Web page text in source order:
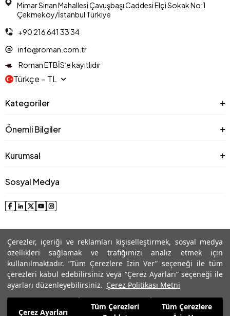
Çerezler, içeriği ve reklamları kişiselleştirmek, sosyal medya
özellikleri sağlamak ve trafiğimizi analiz etmek için
kullanılmaktadır. “Tüm Çerezlere İzin Ver” seçeneği ile tüm
çerezleri kabul edebilirsiniz veya “Çerez Ayarları” seçeneği ile
ayarları düzenleyebilirsiniz. Çerez Politikası Metni
Çerez Ayarları
Tüm Çerezleri
Tüm Çerezlere
4.679,99TL
Mimar Sinan Mahallesi Çavuşbaşı Caddesi Elçi Sokak No:1
Çekmeköy/İstanbul Türkiye
+90 216 641 33 34
info@roman.com.tr
Roman ETBİS’e kayıtlıdır
Türkçe − TL
Kategoriler
Önemli Bilgiler
Kurumsal
Sosyal Medya
© 2025 Roman® Tüm Hakları Saklıdır, İzinsiz kullanılamaz